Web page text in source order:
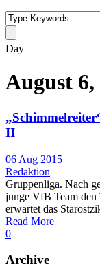
Day
August 6,
II
06 Aug 2015
Redaktion
Gruppenliga. Nach
junge VfB Team
erwartet das
Read More
0
Archive